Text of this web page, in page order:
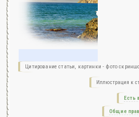
Цитирование статьи, картинки - фото
Иллюстрация к
Есть
Общие